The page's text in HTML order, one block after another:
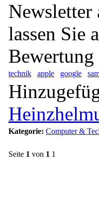
lassen Sie
Bewertung
technik apple google
Kategorie: Computer &
Seite 1 von 1 1